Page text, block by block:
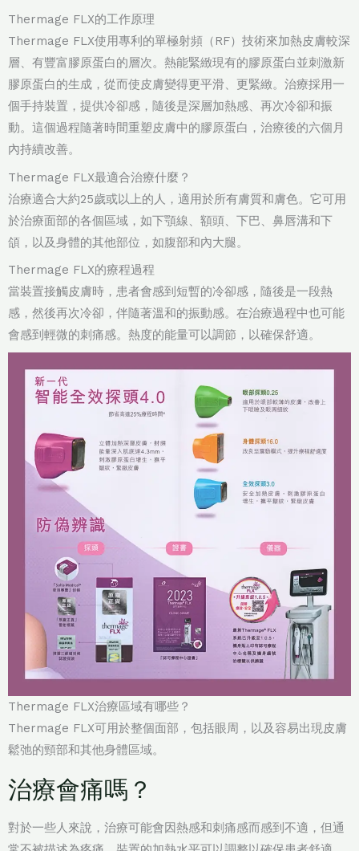
Thermage FLX的工作原理
Thermage FLX使用專利的單極射頻（RF）技術來加熱皮膚較深
層、有豐富膠原蛋白的層次。熱能緊緻現有的膠原蛋白並刺激新
膠原蛋白的生成，從而使皮膚變得更平滑、更緊緻。治療採用一
個手持裝置，提供冷卻感，隨後是深層加熱感、再次冷卻和振
動。這個過程隨著時間重塑皮膚中的膠原蛋白，治療後的六個月
內持續改善。
Thermage FLX最適合治療什麼？
治療適合大約25歲或以上的人，適用於所有膚質和膚色。它可用
於治療面部的各個區域，如下顎線、額頭、下巴、鼻唇溝和下
頜，以及身體的其他部位，如腹部和內大腿。
Thermage FLX的療程過程
當裝置接觸皮膚時，患者會感到短暫的冷卻感，隨後是一段熱
感，然後再次冷卻，伴隨著溫和的振動感。在治療過程中也可能
會感到輕微的刺痛感。熱度的能量可以調節，以確保舒適。
Thermage FLX治療區域有哪些？
Thermage FLX可用於整個面部，包括眼周，以及容易出現皮膚
鬆弛的頸部和其他身體區域。
治療會痛嗎？
對於一些人來說，治療可能會因熱感和刺痛感而感到不適，但通